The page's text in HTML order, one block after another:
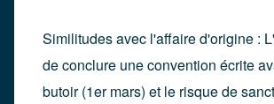
Similitudes avec l'affaire d'origine :
de conclure une convention écrite
butoir (1er mars) et le risque de